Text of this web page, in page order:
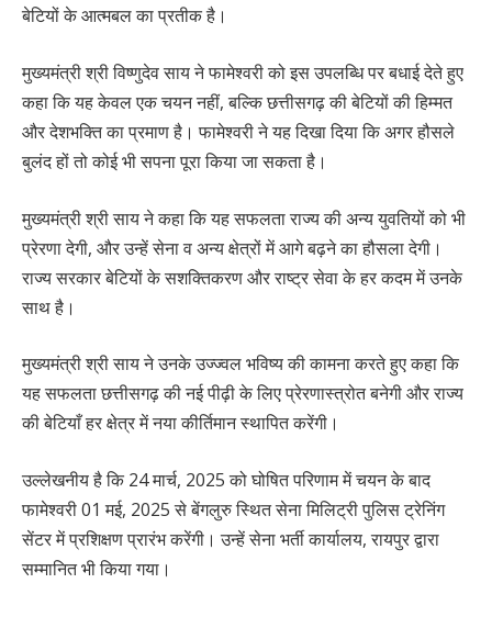
बेटियों के आत्मबल का प्रतीक है।
मुख्यमंत्री श्री विष्णुदेव साय ने फामेश्वरी को इस उपलब्धि पर बधाई देते हुए
कहा कि यह केवल एक चयन नहीं, बल्कि छत्तीसगढ़ की बेटियों की हिम्मत
और देशभक्ति का प्रमाण है। फामेश्वरी ने यह दिखा दिया कि अगर हौसले
बुलंद हों तो कोई भी सपना पूरा किया जा सकता है।
मुख्यमंत्री श्री साय ने कहा कि यह सफलता राज्य की अन्य युवतियों को भी
प्रेरणा देगी, और उन्हें सेना व अन्य क्षेत्रों में आगे बढ़ने का हौसला देगी।
राज्य सरकार बेटियों के सशक्तिकरण और राष्ट्र सेवा के हर कदम में उनके
साथ है।
मुख्यमंत्री श्री साय ने उनके उज्ज्वल भविष्य की कामना करते हुए कहा कि
यह सफलता छत्तीसगढ़ की नई पीढ़ी के लिए प्रेरणास्त्रोत बनेगी और राज्य
की बेटियाँ हर क्षेत्र में नया कीर्तिमान स्थापित करेंगी।
उल्लेखनीय है कि 24 मार्च, 2025 को घोषित परिणाम में चयन के बाद
फामेश्वरी 01 मई, 2025 से बेंगलुरु स्थित सेना मिलिट्री पुलिस ट्रेनिंग
सेंटर में प्रशिक्षण प्रारंभ करेंगी। उन्हें सेना भर्ती कार्यालय, रायपुर द्वारा
सम्मानित भी किया गया।